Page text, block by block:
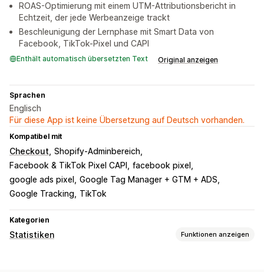
ROAS-Optimierung mit einem UTM-Attributionsbericht in
Echtzeit, der jede Werbeanzeige trackt
Beschleunigung der Lernphase mit Smart Data von
Facebook, TikTok-Pixel und CAPI
Enthält automatisch übersetzten Text Original anzeigen
Sprachen
Englisch
Für diese App ist keine Übersetzung auf Deutsch vorhanden.
Kompatibel mit
Checkout Shopify-Adminbereich
Facebook & TikTok Pixel CAPI
facebook pixel
google ads pixel
Google Tag Manager + GTM + ADS
Google Tracking
TikTok
Kategorien
Statistiken Funktionen anzeigen